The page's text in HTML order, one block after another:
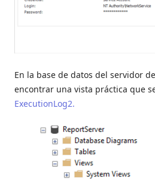
En la base de datos del servidor
encontrar una vista práctica que
ExecutionLog2.